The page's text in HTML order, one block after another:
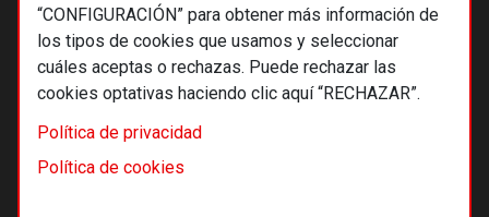
“CONFIGURACIÓN” para obtener más información de
los tipos de cookies que usamos y seleccionar
cuáles aceptas o rechazas. Puede rechazar las
cookies optativas haciendo clic aquí “RECHAZAR”.
Política de privacidad
Política de cookies
© 2026 Alternativas económicas SCCL
Footer
Términos y condiciones de uso